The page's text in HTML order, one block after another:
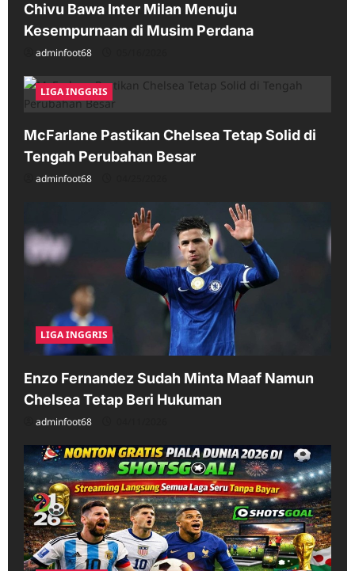
Chivu Bawa Inter Milan Menuju
Kesempurnaan di Musim Perdana
adminfoot68
LIGA INGGRIS
McFarlane Pastikan Chelsea Tetap Solid di
Tengah Perubahan Besar
adminfoot68
LIGA INGGRIS
Enzo Fernandez Sudah Minta Maaf Namun
Chelsea Tetap Beri Hukuman
adminfoot68